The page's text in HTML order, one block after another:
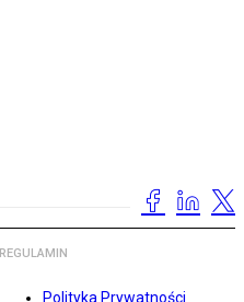
REGULAMIN
Polityka Prywatności